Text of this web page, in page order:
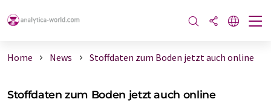
Home News Stoffdaten zum Boden jetzt auch online
Stoffdaten zum Boden jetzt auch online